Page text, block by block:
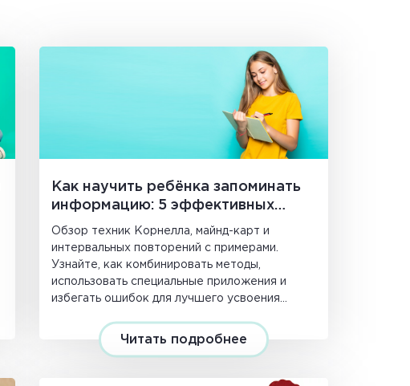
Как научить ребёнка запоминать
информацию: 5 эффективных
методов для школьников
Обзор техник Корнелла, майнд-карт и
интервальных повторений с примерами.
Узнайте, как комбинировать методы,
использовать специальные приложения и
избегать ошибок для лучшего усвоения
Читать подробнее